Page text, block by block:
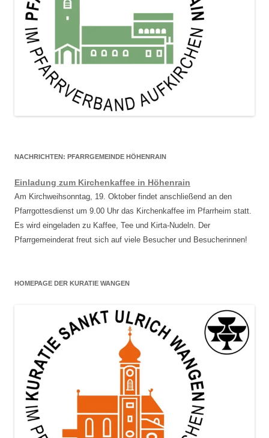
NACHRICHTEN: PFARRGEMEINDE HÖHENRAIN
Einladung zum Kirchenkaffee in Höhenrain
Am Kirchweihsonntag, 19. Oktober findet anschließend an den
Pfarrgottesdienst um 9.00 Uhr das Kirchenkaffee im Pfarrheim statt.
Es wird eingeladen zu Kaffee, Tee und Kirta-Nudeln. Der
Pfarrgemeinderat freut sich auf viele Besucher und Besucherinnen!
HOMEPAGE DER KURATIE WANGEN